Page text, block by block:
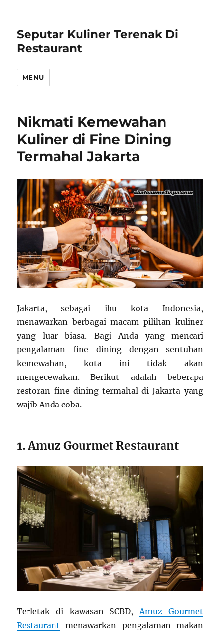
Seputar Kuliner Terenak Di
Restaurant
MENU
Nikmati Kemewahan
Kuliner di Fine Dining
Termahal Jakarta
Jakarta, sebagai ibu kota Indonesia,
menawarkan berbagai macam pilihan kuliner
yang luar biasa. Bagi Anda yang mencari
pengalaman fine dining dengan sentuhan
kemewahan, kota ini tidak akan
mengecewakan. Berikut adalah beberapa
restoran fine dining termahal di Jakarta yang
wajib Anda coba.
1.Amuz Gourmet Restaurant
Terletak di kawasan SCBD,Amuz Gourmet
Restaurant menawarkan pengalaman makan